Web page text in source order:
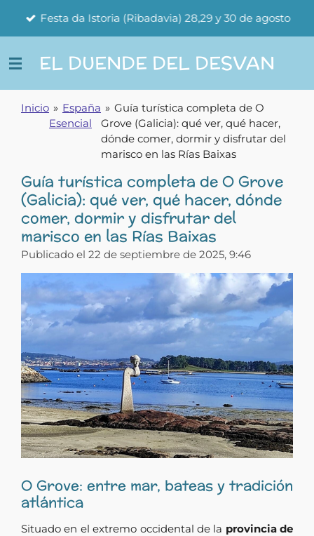
principal
Festa da Istoria (Ribadavia) 28,29 y 30 de agosto
EL DUENDE DEL DESVAN
Inicio » España
Esencial
» Guía turística completa de O
Grove (Galicia): qué ver, qué hacer,
dónde comer, dormir y disfrutar del
marisco en las Rías Baixas
Guía turística completa de O Grove
(Galicia): qué ver, qué hacer, dónde
comer, dormir y disfrutar del
marisco en las Rías Baixas
Publicado el 22 de septiembre de 2025, 9:46
O Grove: entre mar, bateas y tradición
atlántica
Situado en el extremo occidental de la provincia de